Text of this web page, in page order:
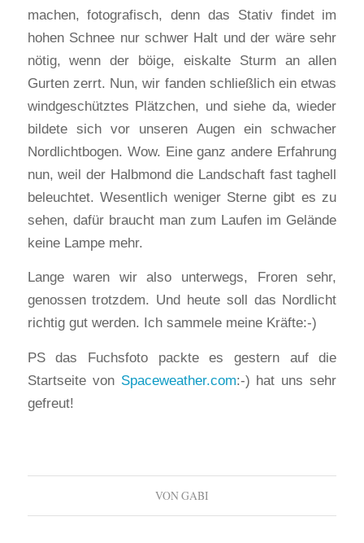
machen, fotografisch, denn das Stativ findet im
hohen Schnee nur schwer Halt und der wäre sehr
nötig, wenn der böige, eiskalte Sturm an allen
Gurten zerrt. Nun, wir fanden schließlich ein etwas
windgeschütztes Plätzchen, und siehe da, wieder
bildete sich vor unseren Augen ein schwacher
Nordlichtbogen. Wow. Eine ganz andere Erfahrung
nun, weil der Halbmond die Landschaft fast taghell
beleuchtet. Wesentlich weniger Sterne gibt es zu
sehen, dafür braucht man zum Laufen im Gelände
keine Lampe mehr.
Lange waren wir also unterwegs, Froren sehr,
genossen trotzdem. Und heute soll das Nordlicht
richtig gut werden. Ich sammele meine Kräfte:-)
PS das Fuchsfoto packte es gestern auf die
Startseite vonSpaceweather.com:-) hat uns sehr
gefreut!
VONGABI